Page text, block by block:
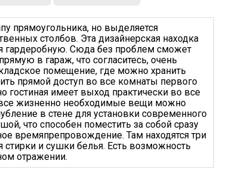
прямоугольника, но выделяется
столбов. Эта дизайнерская находка
гардеробную. Сюда без проблем сможет
в гараж, что согласитесь, очень
помещение, где можно хранить
прямой доступ во все комнаты первого
гостиная имеет выход практически во все
все жизненно необходимые вещи можно
в стене для установки современного
что способен поместить за собой сразу
времяпрепровождение. Там находятся три
и сушки белья. Есть возможность
отражении.